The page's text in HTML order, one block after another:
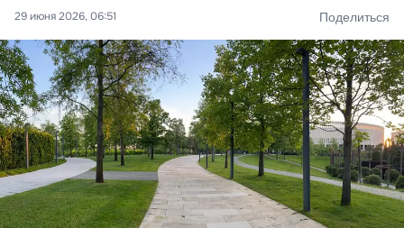
29 июня 2026, 06:51 Поделиться